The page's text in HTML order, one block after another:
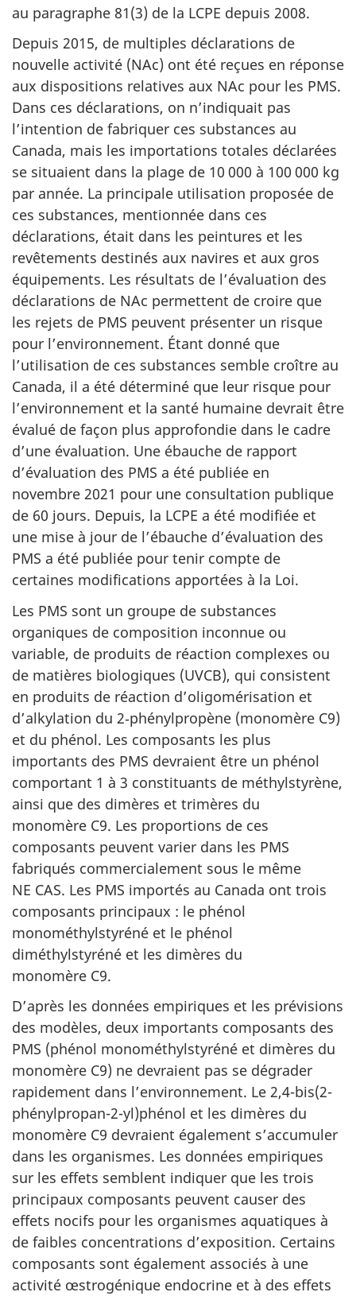
au paragraphe 81(3) de la LCPE depuis 2008.
Depuis 2015, de multiples déclarations de
nouvelle activité (NAc) ont été reçues en réponse
aux dispositions relatives aux NAc pour les PMS.
Dans ces déclarations, on n’indiquait pas
l’intention de fabriquer ces substances au
Canada, mais les importations totales déclarées
se situaient dans la plage de 10 000 à 100 000 kg
par année. La principale utilisation proposée de
ces substances, mentionnée dans ces
déclarations, était dans les peintures et les
revêtements destinés aux navires et aux gros
équipements. Les résultats de l’évaluation des
déclarations de NAc permettent de croire que
les rejets de PMS peuvent présenter un risque
pour l’environnement. Étant donné que
l’utilisation de ces substances semble croître au
Canada, il a été déterminé que leur risque pour
l’environnement et la santé humaine devrait être
évalué de façon plus approfondie dans le cadre
d’une évaluation. Une ébauche de rapport
d’évaluation des PMS a été publiée en
novembre 2021 pour une consultation publique
de 60 jours. Depuis, la LCPE a été modifiée et
une mise à jour de l’ébauche d’évaluation des
PMS a été publiée pour tenir compte de
certaines modifications apportées à la Loi.
Les PMS sont un groupe de substances
organiques de composition inconnue ou
variable, de produits de réaction complexes ou
de matières biologiques (UVCB), qui consistent
en produits de réaction d’oligomérisation et
d’alkylation du 2‑phénylpropène (monomère C9)
et du phénol. Les composants les plus
importants des PMS devraient être un phénol
comportant 1 à 3 constituants de méthylstyrène,
ainsi que des dimères et trimères du
monomère C9. Les proportions de ces
composants peuvent varier dans les PMS
fabriqués commercialement sous le même
NE CAS. Les PMS importés au Canada ont trois
composants principaux : le phénol
monométhylstyréné et le phénol
diméthylstyréné et les dimères du
monomère C9.
D’après les données empiriques et les prévisions
des modèles, deux importants composants des
PMS (phénol monométhylstyréné et dimères du
monomère C9) ne devraient pas se dégrader
rapidement dans l’environnement. Le 2,4-bis(2-
phénylpropan-2-yl)phénol et les dimères du
monomère C9 devraient également s’accumuler
dans les organismes. Les données empiriques
sur les effets semblent indiquer que les trois
principaux composants peuvent causer des
effets nocifs pour les organismes aquatiques à
de faibles concentrations d’exposition. Certains
composants sont également associés à une
activité œstrogénique endocrine et à des effets